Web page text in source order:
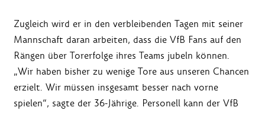
Zugleich wird er in den verbleibenden Tagen mit seiner
Mannschaft daran arbeiten, dass die VfB Fans auf den
Rängen über Torerfolge ihres Teams jubeln können.
„Wir haben bisher zu wenige Tore aus unseren Chancen
erzielt. Wir müssen insgesamt besser nach vorne
spielen“, sagte der 36-Jährige. Personell kann der VfB